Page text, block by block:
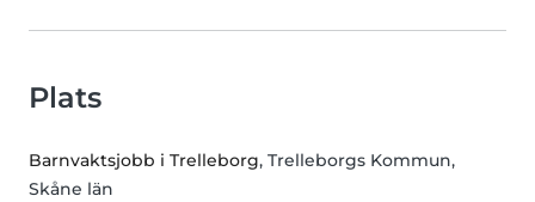
Plats
Barnvaktsjobb i Trelleborg, Trelleborgs Kommun,
Skåne län